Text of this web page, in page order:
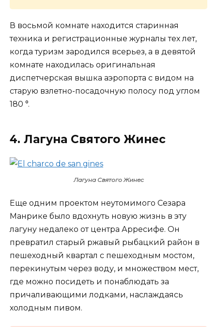
В восьмой комнате находится старинная
техника и регистрационные журналы тех лет,
когда туризм зародился всерьез, а в девятой
комнате находилась оригинальная
диспетчерская вышка аэропорта с видом на
старую взлетно-посадочную полосу под углом
180 °.
4. Лагуна Святого Жинес
Лагуна Святого Жинес
Еще одним проектом неутомимого Сезара
Манрике было вдохнуть новую жизнь в эту
лагуну недалеко от центра Арресифе. Он
превратил старый ржавый рыбацкий район в
пешеходный квартал с пешеходным мостом,
перекинутым через воду, и множеством мест,
где можно посидеть и понаблюдать за
причаливающими лодками, наслаждаясь
холодным пивом.